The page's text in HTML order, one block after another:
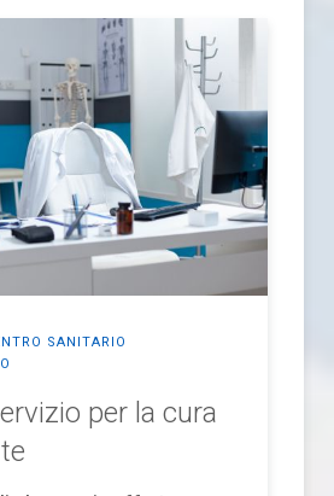
SANITARIO
per la cura